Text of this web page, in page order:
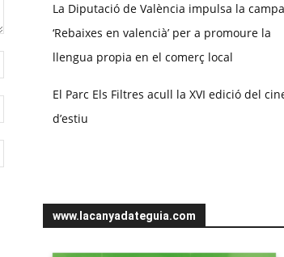
La Diputació de València impulsa la
‘Rebaixes en valencià’ per a promoure la
llengua propia en el comerç local
El Parc Els Filtres acull la XVI edició del
d’estiu
www.lacanyadateguia.com